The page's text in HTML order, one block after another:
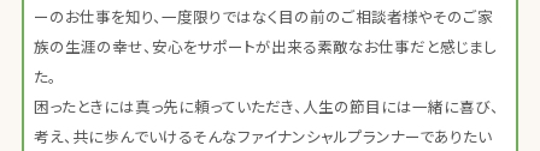
ーのお仕事を知り、一度限りではなく目の前のご相談者様やそのご家
族の生涯の幸せ、安心をサポートが出来る素敵なお仕事だと感じまし
た。
困ったときには真っ先に頼っていただき、人生の節目には一緒に喜び、
考え、共に歩んでいけるそんなファイナンシャルプランナーでありたい